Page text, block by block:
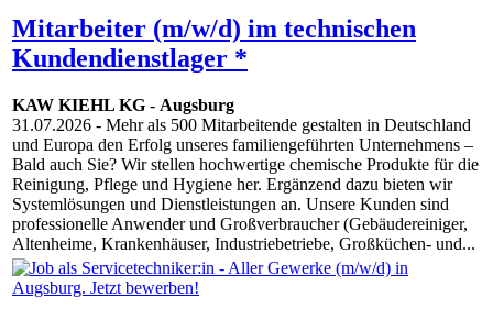
Mitarbeiter (m/w/d) im technischen
Kundendienstlager *
KAW KIEHL KG - Augsburg
31.07.2026 - Mehr als 500 Mitarbeitende gestalten in Deutschland
und Europa den Erfolg unseres familiengeführten Unternehmens –
Bald auch Sie? Wir stellen hochwertige chemische Produkte für die
Reinigung, Pflege und Hygiene her. Ergänzend dazu bieten wir
Systemlösungen und Dienstleistungen an. Unsere Kunden sind
professionelle Anwender und Großverbraucher (Gebäudereiniger,
Altenheime, Krankenhäuser, Industriebetriebe, Großküchen- und...